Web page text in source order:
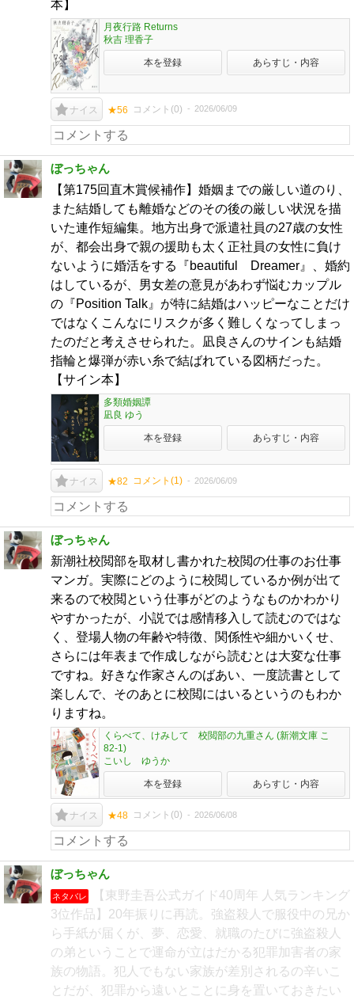
本】
月夜行路 Returns
秋吉 理香子
本を登録 あらすじ・内容
ナイス ★56 コメント(0) 2026/06/09
ぼっちゃん
【第175回直木賞候補作】婚姻までの厳しい道のり、
また結婚しても離婚などのその後の厳しい状況を描
いた連作短編集。地方出身で派遣社員の27歳の女性
が、都会出身で親の援助も太く正社員の女性に負け
ないように婚活をする『beautiful Dreamer』、婚約
はしているが、男女差の意見があわず悩むカップル
の『Position Talk』が特に結婚はハッピーなことだけ
ではなくこんなにリスクが多く難しくなってしまっ
たのだと考えさせられた。凪良さんのサインも結婚
指輪と爆弾が赤い糸で結ばれている図柄だった。
【サイン本】
多類婚姻譚
凪良 ゆう
本を登録 あらすじ・内容
ナイス ★82 コメント(1) 2026/06/09
ぼっちゃん
新潮社校閲部を取材し書かれた校閲の仕事のお仕事
マンガ。実際にどのように校閲しているか例が出て
来るので校閲という仕事がどのようなものかわかり
やすかったが、小説では感情移入して読むのではな
く、登場人物の年齢や特徴、関係性や細かいくせ、
さらには年表まで作成しながら読むとは大変な仕事
ですね。好きな作家さんのばあい、一度読書として
楽しんで、そのあとに校閲にはいるというのもわか
りますね。
くらべて、けみして 校閲部の九重さん (新潮文庫 こ
82-1)
こいし ゆうか
本を登録 あらすじ・内容
ナイス ★48 コメント(0) 2026/06/08
ぼっちゃん
ネタバレ
【東野圭吾公式ガイド40周年 人気ランキング
3位作品】20年振りに再読。強盗殺人で服役中の兄か
ら手紙が届くが、夢、恋愛、就職のたびに強盗殺人
の弟ということで運命が立はだかる犯罪加害者の家
族の物語。犯人でもない家族が差別されるの辛いこ
とだが、犯罪から遠いとことに身を置いておきたい